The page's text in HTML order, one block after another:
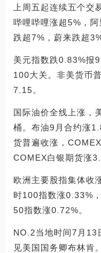
上周五起连续五个交
哔哩哔哩涨超5%，
跌超7%，蔚来跌超
美元指数跌0.83%报
100大关。非美货币
7.15。
国际油价全线上涨，
桶。布油9月合约涨
货普遍收涨，
COMEX白银期货涨
欧洲主要股指集体收
时100指数涨0.33%
50指数涨0.72%。
NO.2当地时间7月13
见美国国务卿布林肯